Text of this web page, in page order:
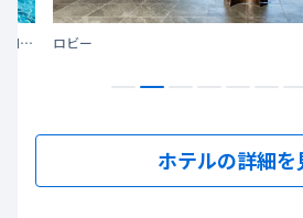
"2026年7月グランドオープン" 空と海と森に抱かれる、BLISSTIAの沖縄時間 ロビー
ホテルの詳細を